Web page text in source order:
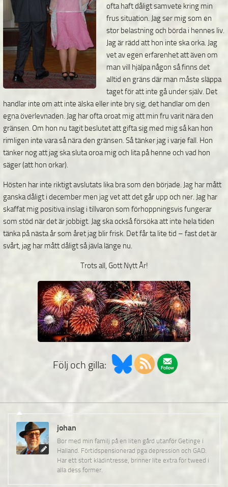
ofta haft dåligt samvete kring min
frus situation. Jag ser mig som en
stor belastning och börda i hennes liv.
Jag är rädd att hon inte ska orka. Jag
vet av egen erfarenhet att även om
man vill hjälpa någon så finns det
alltid en gräns där man måste släppa
taget för att inte gå under själv. Det
handlar inte om att inte älska eller inte bry sig, det handlar om den
egna överlevnaden. Jag har ofta oroat mig att min fru varit nära den
gränsen. Om hon nu tagit beslutet att gifta sig med mig så kan hon
rimligen inte vara så nära den gränsen. Så tänker jag i varje fall. Hon
tänker nog att jag ska sluta oroa mig och lita på henne och vad hon
säger (att hon orkar).
Hösten har inte riktigt avslutats lika bra som den började. Jag har mått
ganska dåligt i december men jag vet att det går upp och ner. Jag har
skaffat mig positiva inslag i tillvaron som förhoppningsvis fungerar
som stöd när det är jobbigt. Jag ska också försöka att inte hela tiden
tänka på nästa år som året jag blir frisk. Det får ta lite tid – fast det är
svårt, jag har mått dåligt så jävla länge nu.
Trots all, Gott Nytt År!
Följ och gilla:
johan
Bor med min familj på en liten gård utanför Getinge i
Halland. Förtidspensionerad pga depression och GAD.
Har ett stort klädintresse, brinner lite extra för tweed i
alla dess former.